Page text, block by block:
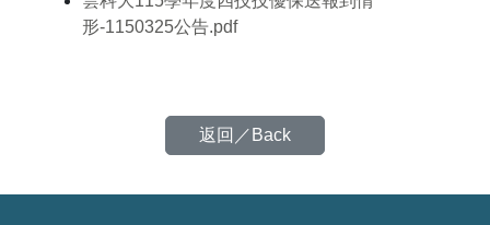
形-1150325公告.pdf
返回／Back